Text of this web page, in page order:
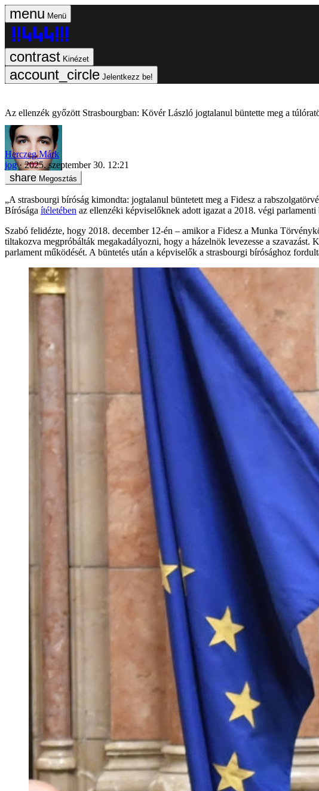
Menü
Kinézet
Jelentkezz be!
Az ellenzék győzött Strasbourgban: Kövér László jogtalanul büntette meg a
Herczeg Márk
jog
2025. szeptember 30. 12:21
Megosztás
„A strasbourgi bíróság kimondta: jogtalanul büntetett meg a Fidesz a
Bírósága ítéletében az ellenzéki képviselőknek adott igazat a 2018. végi
Szabó felidézte, hogy 2018. december 12-én – amikor a Fidesz a Munka
tiltakozva megpróbálták megakadályozni, hogy a házelnök levezesse a
parlament működését. A büntetés után a képviselők a strasbourgi bírósághoz